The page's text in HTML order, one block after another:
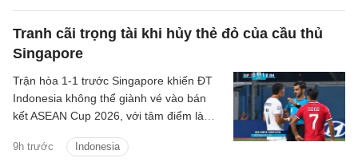
Tranh cãi trọng tài khi hủy thẻ đỏ của cầu thủ
Singapore
9h trước Indonesia
Trận hòa 1-1 trước Singapore khiến ĐT
Indonesia không thể giành vé vào bán
kết ASEAN Cup 2026, với tâm điểm là
Salim.